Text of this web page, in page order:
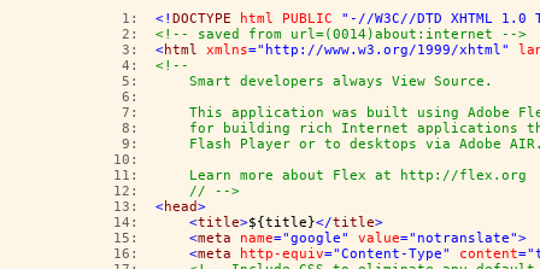
   1:
<! DOCTYPE html PUBLIC
"-//W3C//DTD XHTML
   2:
<!-- saved from url=(0014)about:internet -->
   3:
<html xmlns="http://www.w3.org/1999/xhtml"
   4:
<!--
   5:
    Smart developers always View Source.
   6:
   7:
This application was built using Adobe
   8:
for building rich Internet applications
   9:
Flash Player or to desktops via Adobe
  10:
  11:
    Learn more about Flex at http://flex.org
  12:
    // -->
  13:
<head>
  14:
<title>${title}</title>
  15:
<meta name="google" value="notranslate">
  16:
<meta http-equiv="Content-Type" content